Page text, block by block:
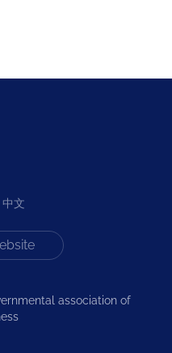
中文
association of